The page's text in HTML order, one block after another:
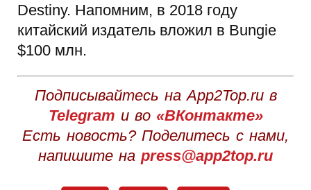
Destiny. Напомним, в 2018 году
китайский издатель вложил в Bungie
$100 млн.
Подписывайтесь на App2Top.ru в
Telegram и во «ВКонтакте»
Есть новость? Поделитесь с нами,
напишите на press@app2top.ru